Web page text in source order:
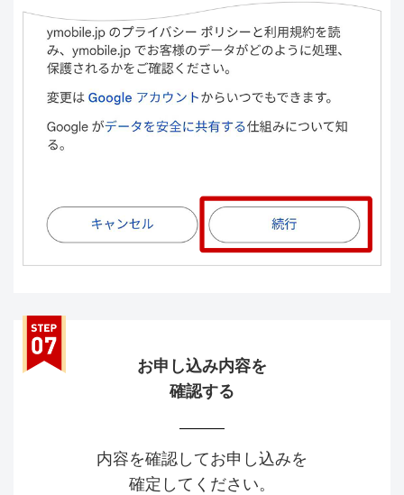
お申し込み内容を
確認する
内容を確認してお申し込みを
確定してください。